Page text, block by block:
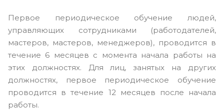
Первое периодическое обучение людей,
управляющих сотрудниками (работодателей,
мастеров, мастеров, менеджеров), проводится в
течение 6 месяцев с момента начала работы на
этих должностях. Для лиц, занятых на других
должностях, первое периодическое обучение
проводится в течение 12 месяцев после начала
работы.